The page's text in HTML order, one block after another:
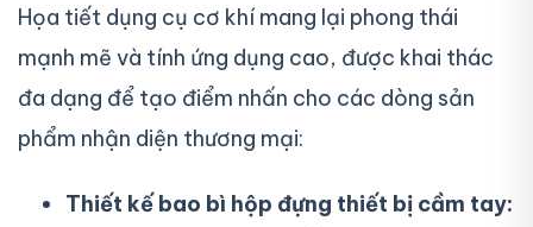
Họa tiết dụng cụ cơ khí mang lại phong thái
mạnh mẽ và tính ứng dụng cao, được khai thác
đa dạng để tạo điểm nhấn cho các dòng sản
phẩm nhận diện thương mại:
Thiết kế bao bì hộp đựng thiết bị cầm tay: